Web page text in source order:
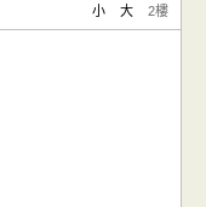
小 大 2樓